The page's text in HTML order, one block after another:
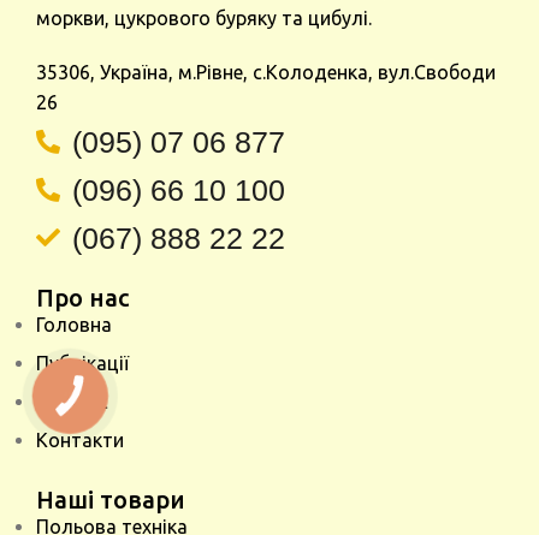
моркви, цукрового буряку та цибулі.
35306, Україна, м.Рівне, с.Колоденка, вул.Свободи
26
(095) 07 06 877
(096) 66 10 100
(067) 888 22 22
Про нас
Головна
Публікації
Про нас
Контакти
Наші товари
Польова техніка
КНОПКА
ЗВ'ЯЗКУ